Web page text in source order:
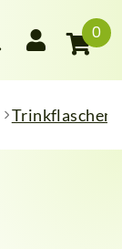
0
Trinkflaschen